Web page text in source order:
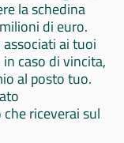
la schedina
di euro.
ai tuoi
caso di vincita,
al posto tuo.
riceverai sul